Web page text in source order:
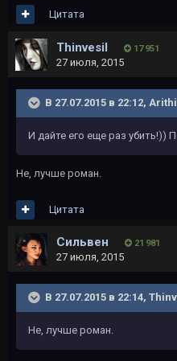
Цитата
Thinvesil 17 951
27 июля, 2015
В 27.07.2015 в 22:12,
И дайте его еще раз убить!))
Не, лучше роман.
Цитата
Сильвен 21 981
27 июля, 2015
В 27.07.2015 в 22:14,
Не, лучше роман.